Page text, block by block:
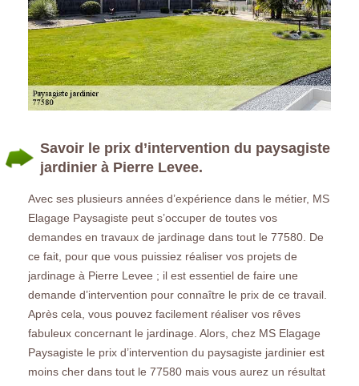
Savoir le prix d’intervention du paysagiste
jardinier à Pierre Levee.
Avec ses plusieurs années d’expérience dans le métier, MS
Elagage Paysagiste peut s’occuper de toutes vos
demandes en travaux de jardinage dans tout le 77580. De
ce fait, pour que vous puissiez réaliser vos projets de
jardinage à Pierre Levee ; il est essentiel de faire une
demande d’intervention pour connaître le prix de ce travail.
Après cela, vous pouvez facilement réaliser vos rêves
fabuleux concernant le jardinage. Alors, chez MS Elagage
Paysagiste le prix d’intervention du paysagiste jardinier est
moins cher dans tout le 77580 mais vous aurez un résultat